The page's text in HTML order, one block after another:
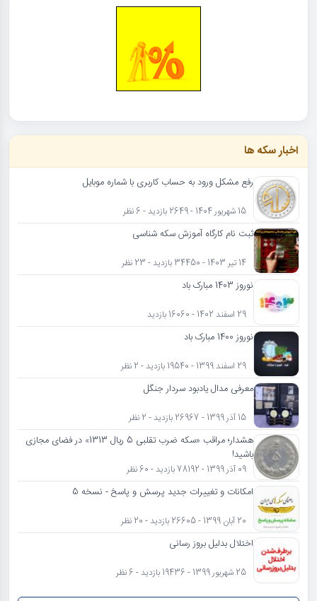
اخبار سکه ها
رفع مشکل ورود به حساب کاربری با شماره موبایل
15 شهریور 1404 - 2649 بازدید - 6 نظر
ثبت نام کارگاه آموزش سکه شناسی
14 تیر 1403 - 34450 بازدید - 23 نظر
نوروز 1403 مبارک باد
29 اسفند 1402 - 16060 بازدید
نوروز 1400 مبارک باد
29 اسفند 1399 - 19540 بازدید - 2 نظر
معرفی مدال یادبود سردار جنگل
15 آذر 1399 - 26967 بازدید - 2 نظر
هشدار؛ مراقب «سکه ضرب تقلبی 5 ریال 1313» در فضای مجازی
باشید!
09 آذر 1399 - 78192 بازدید - 60 نظر
امکانات و تغییرات جدید پرسش و پاسخ - نسخه 5
20 آبان 1399 - 26605 بازدید - 20 نظر
اختلال بدلیل بروز رسانی
25 شهریور 1399 - 19436 بازدید - 6 نظر